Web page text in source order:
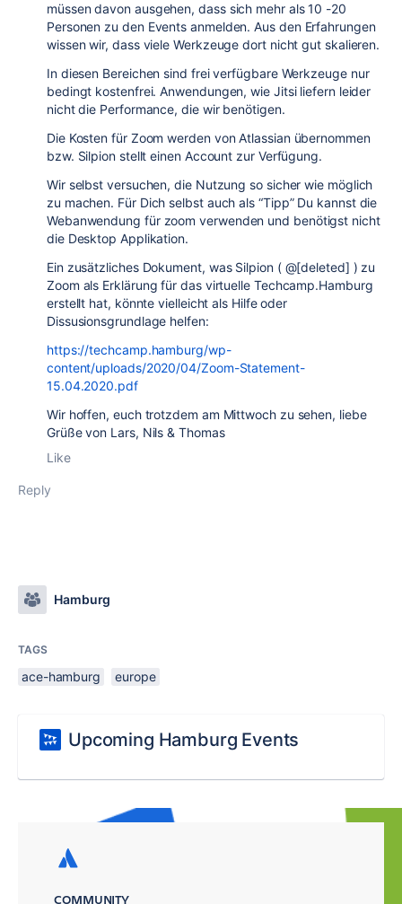
müssen davon ausgehen, dass sich mehr als 10 -20
Personen zu den Events anmelden. Aus den Erfahrungen
wissen wir, dass viele Werkzeuge dort nicht gut skalieren.
In diesen Bereichen sind frei verfügbare Werkzeuge nur
bedingt kostenfrei. Anwendungen, wie Jitsi liefern leider
nicht die Performance, die wir benötigen.
Die Kosten für Zoom werden von Atlassian übernommen
bzw. Silpion stellt einen Account zur Verfügung.
Wir selbst versuchen, die Nutzung so sicher wie möglich
zu machen. Für Dich selbst auch als “Tipp” Du kannst die
Webanwendung für zoom verwenden und benötigst nicht
die Desktop Applikation.
Ein zusätzliches Dokument, was Silpion ( @[deleted] ) zu
Zoom als Erklärung für das virtuelle Techcamp.Hamburg
erstellt hat, könnte vielleicht als Hilfe oder
Dissusionsgrundlage helfen:
https://techcamp.hamburg/wp-
content/uploads/2020/04/Zoom-Statement-
15.04.2020.pdf
Wir hoffen, euch trotzdem am Mittwoch zu sehen, liebe
Grüße von Lars, Nils & Thomas
Like
Reply
Hamburg
TAGS
ace-hamburg europe
Upcoming Hamburg Events
COMMUNITY